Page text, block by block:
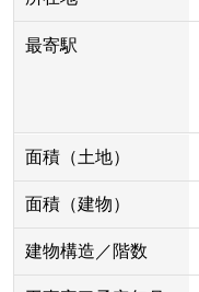
最寄駅
面積（土地）
面積（建物）
建物構造／階数